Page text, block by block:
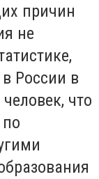
причин
не
России в
что